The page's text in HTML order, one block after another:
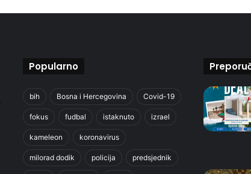
Popularno
bih Bosna i Hercegovina Covid-19
fokus fudbal istaknuto izrael
kameleon koronavirus
milorad dodik policija predsjednik